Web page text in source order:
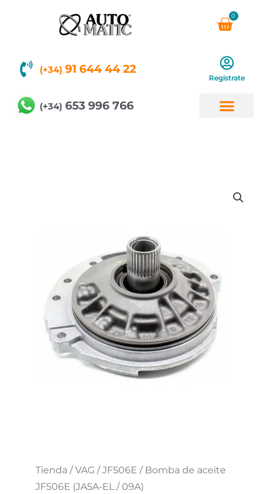
0
(+34) 91 644 44 22
Regístrate
(+34) 653 996 766
Tienda /VAG /JF506E / Bomba de aceite
JF506E (JA5A-EL / 09A)